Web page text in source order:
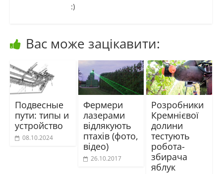
:)
Вас може зацікавити:
Подвесные
пути: типы и
устройство
08.10.2024
Фермери
лазерами
відлякують
птахів (фото,
відео)
26.10.2017
Розробники
Кремнієвої
долини
тестують
робота-
збирача
яблук